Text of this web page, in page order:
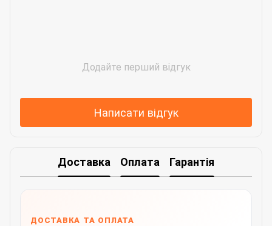
Додайте перший відгук
Написати відгук
Доставка Оплата Гарантія
ДОСТАВКА ТА ОПЛАТА